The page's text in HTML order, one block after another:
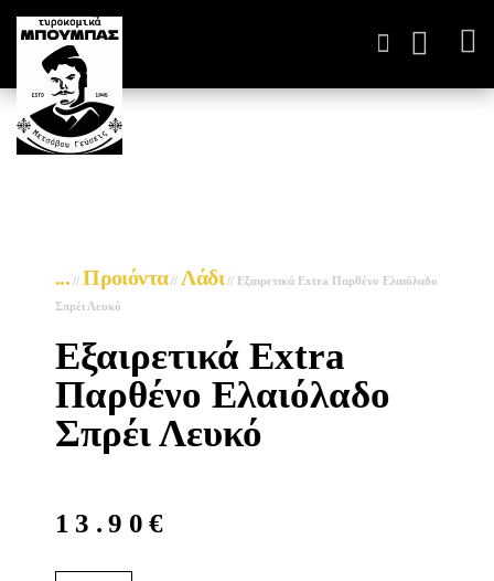
... // Προιόντα// Λάδι// Εξαιρετικά Extra Παρθένο Ελαιόλαδο
Σπρέι Λευκό
Εξαιρετικά Extra
Παρθένο Ελαιόλαδο
Σπρέι Λευκό
13.90 €